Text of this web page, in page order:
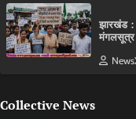
झारखंड :
मंगलसूत्र
Collective News